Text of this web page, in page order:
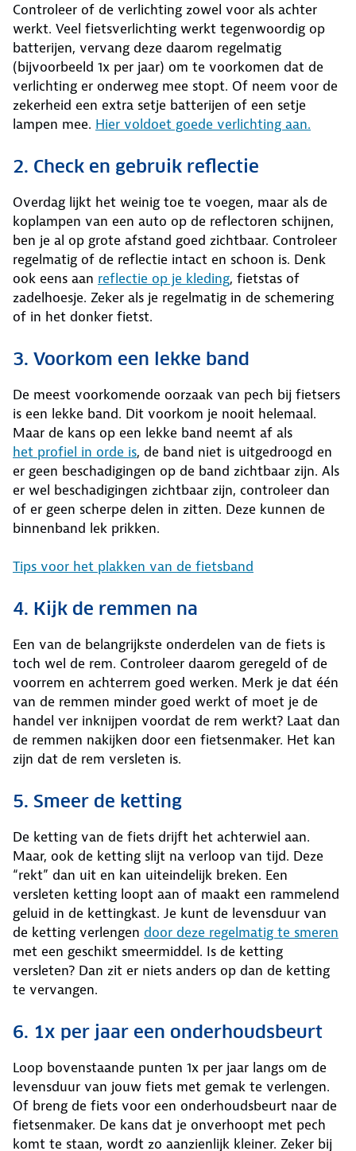
Controleer of de verlichting zowel voor als achter
werkt. Veel fietsverlichting werkt tegenwoordig op
batterijen, vervang deze daarom regelmatig
(bijvoorbeeld 1x per jaar) om te voorkomen dat de
verlichting er onderweg mee stopt. Of neem voor de
zekerheid een extra setje batterijen of een setje
lampen mee. Hier voldoet goede verlichting aan.
2. Check en gebruik reflectie
Overdag lijkt het weinig toe te voegen, maar als de
koplampen van een auto op de reflectoren schijnen,
ben je al op grote afstand goed zichtbaar. Controleer
regelmatig of de reflectie intact en schoon is. Denk
ook eens aan reflectie op je kleding, fietstas of
zadelhoesje. Zeker als je regelmatig in de schemering
of in het donker fietst.
3. Voorkom een lekke band
De meest voorkomende oorzaak van pech bij fietsers
is een lekke band. Dit voorkom je nooit helemaal.
Maar de kans op een lekke band neemt af als
het profiel in orde is, de band niet is uitgedroogd en
er geen beschadigingen op de band zichtbaar zijn. Als
er wel beschadigingen zichtbaar zijn, controleer dan
of er geen scherpe delen in zitten. Deze kunnen de
binnenband lek prikken.
Tips voor het plakken van de fietsband
4. Kijk de remmen na
Een van de belangrijkste onderdelen van de fiets is
toch wel de rem. Controleer daarom geregeld of de
voorrem en achterrem goed werken. Merk je dat één
van de remmen minder goed werkt of moet je de
handel ver inknijpen voordat de rem werkt? Laat dan
de remmen nakijken door een fietsenmaker. Het kan
zijn dat de rem versleten is.
5. Smeer de ketting
De ketting van de fiets drijft het achterwiel aan.
Maar, ook de ketting slijt na verloop van tijd. Deze
“rekt” dan uit en kan uiteindelijk breken. Een
versleten ketting loopt aan of maakt een rammelend
geluid in de kettingkast. Je kunt de levensduur van
de ketting verlengen door deze regelmatig te smeren
met een geschikt smeermiddel. Is de ketting
versleten? Dan zit er niets anders op dan de ketting
te vervangen.
6. 1x per jaar een onderhoudsbeurt
Loop bovenstaande punten 1x per jaar langs om de
levensduur van jouw fiets met gemak te verlengen.
Of breng de fiets voor een onderhoudsbeurt naar de
fietsenmaker. De kans dat je onverhoopt met pech
komt te staan, wordt zo aanzienlijk kleiner. Zeker bij